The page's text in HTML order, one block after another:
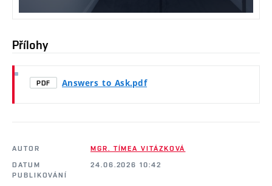
Přílohy
PDF Answers_to_Ask.pdf
AUTOR
MGR. TÍMEA VITÁZKOVÁ
DATUM
PUBLIKOVÁNÍ
24.06.2026 10:42